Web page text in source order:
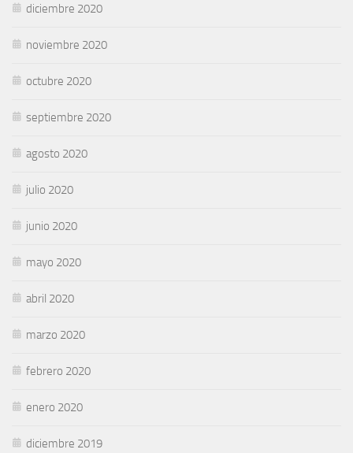
diciembre 2020
noviembre 2020
octubre 2020
septiembre 2020
agosto 2020
julio 2020
junio 2020
mayo 2020
abril 2020
marzo 2020
febrero 2020
enero 2020
diciembre 2019